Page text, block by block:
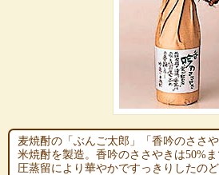
麦焼酎の「ぶんご太郎」「香吟のささ
米焼酎を製造。香吟のささやきは50%
圧蒸留により華やかですっきりしたのど